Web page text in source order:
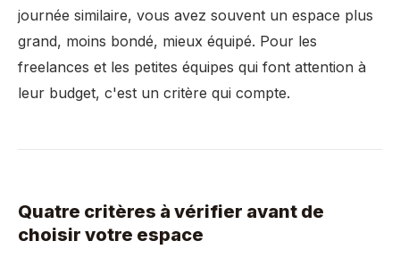
journée similaire, vous avez souvent un espace plus
grand, moins bondé, mieux équipé. Pour les
freelances et les petites équipes qui font attention à
leur budget, c'est un critère qui compte.
Quatre critères à vérifier avant de
choisir votre espace